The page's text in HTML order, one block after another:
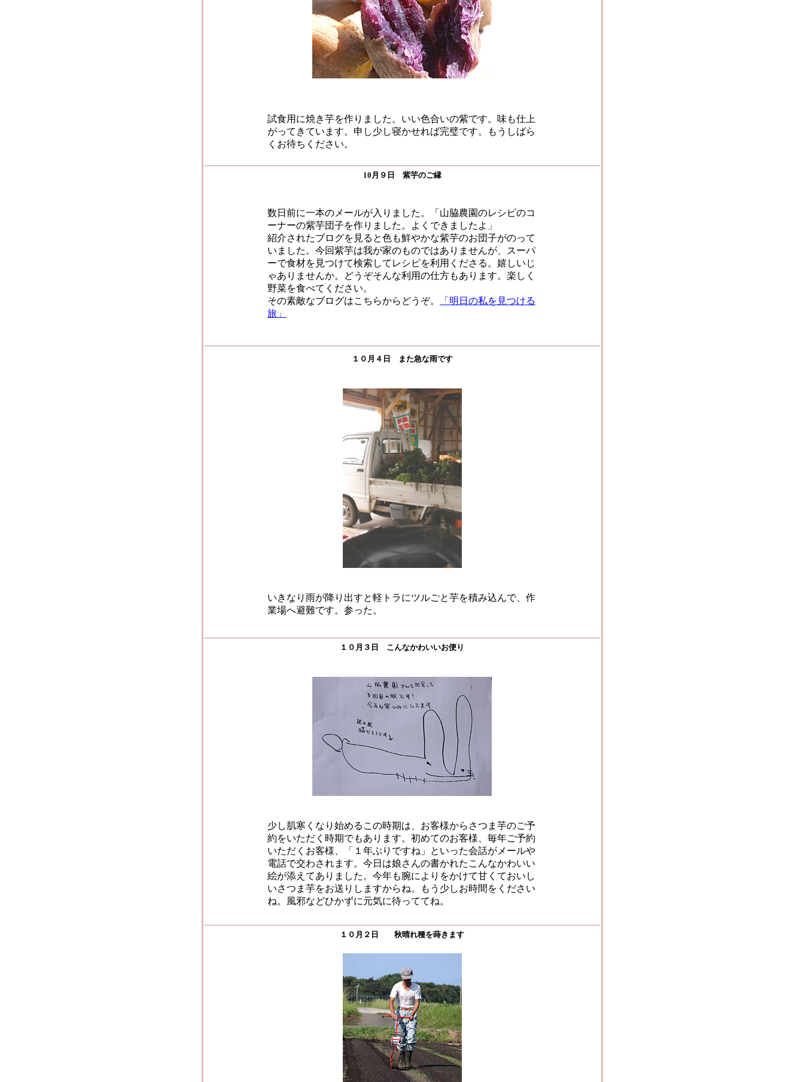
試食用に焼き芋を作りました。いい色合いの紫です。味も仕上
がってきています。申し少し寝かせれば完璧です。もうしばら
くお待ちください。
10月９日 紫芋のご縁
数日前に一本のメールが入りました。「山脇農園のレシピのコ
ーナーの紫芋団子を作りました。よくできましたよ」
紹介されたブログを見ると色も鮮やかな紫芋のお団子がのって
いました。今回紫芋は我が家のものではありませんが、スーパ
ーで食材を見つけて検索してレシピを利用くださる。嬉しいじ
ゃありませんか。どうぞそんな利用の仕方もあります。楽しく
野菜を食べてください。
その素敵なブログはこちらからどうぞ。
「明日の私を見つける
旅」
１０月４日 また急な雨です
いきなり雨が降り出すと軽トラにツルごと芋を積み込んで、作
業場へ避難です。参った。
１０月３日 こんなかわいいお便り
少し肌寒くなり始めるこの時期は、お客様からさつま芋のご予
約をいただく時期でもあります。初めてのお客様、毎年ご予約
いただくお客様、「１年ぶりですね」といった会話がメールや
電話で交わされます。今日は娘さんの書かれたこんなかわいい
絵が添えてありました。今年も腕によりをかけて甘くておいし
いさつま芋をお送りしますからね。もう少しお時間をください
ね。風邪などひかずに元気に待っててね。
１０月２日 秋晴れ種を蒔きます